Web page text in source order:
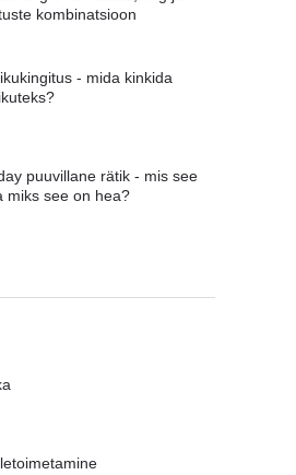
kombinatsioon
- mida kinkida
puuvillane rätik - mis see
miks see on hea?